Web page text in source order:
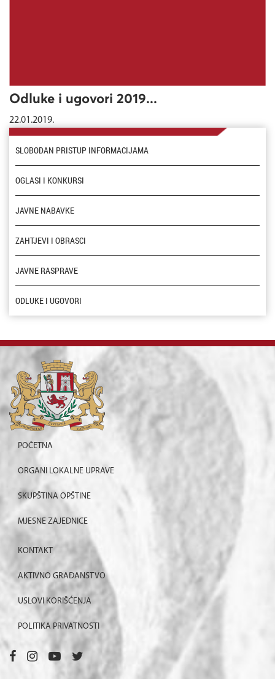
Odluke i ugovori 2019...
22.01.2019.
SLOBODAN PRISTUP INFORMACIJAMA
OGLASI I KONKURSI
JAVNE NABAVKE
ZAHTJEVI I OBRASCI
JAVNE RASPRAVE
ODLUKE I UGOVORI
POČETNA
ORGANI LOKALNE UPRAVE
SKUPŠTINA OPŠTINE
MJESNE ZAJEDNICE
KONTAKT
AKTIVNO GRAĐANSTVO
USLOVI KORIŠĆENJA
POLITIKA PRIVATNOSTI